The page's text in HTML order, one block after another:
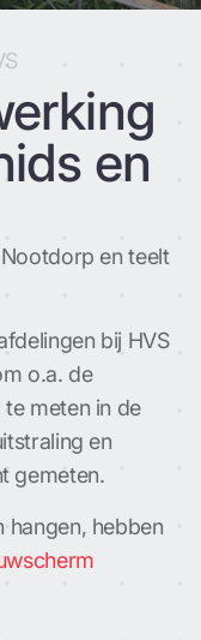
en
en teelt
bij HVS
o.a. de
meten in de
en
gemeten.
hangen, hebben